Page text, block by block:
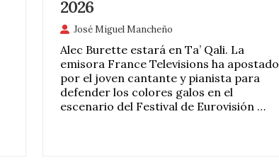
2026
José Miguel Mancheño
Alec Burette estará en Ta’ Qali. La
emisora France Televisions ha apostado
por el joven cantante y pianista para
defender los colores galos en el
escenario del Festival de Eurovisión …